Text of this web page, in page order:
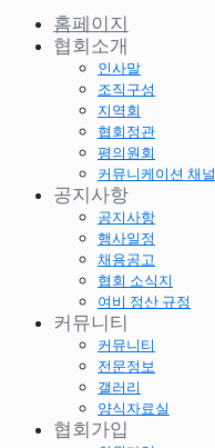
홈페이지
협회소개
인사말
조직구성
지역회
협회정관
평의원회
커뮤니케이션 채널
공지사항
공지사항
행사일정
채용공고
협회 소식지
여비 정산 규정
커뮤니티
커뮤니티
전문정보
갤러리
양식자료실
협회가입